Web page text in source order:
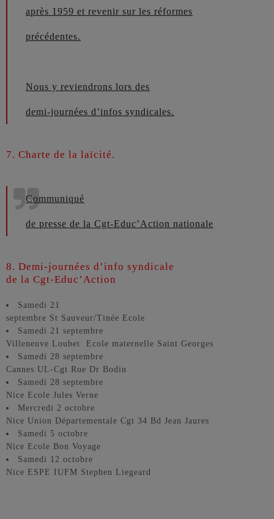
après 1959 et revenir sur les réformes
précédentes.
Nous y reviendrons lors des
demi-journées d’infos syndicales.
7. Charte de la laïcité.
Communiqué
de presse de la Cgt-Educ’Action nationale
8. Demi-journées d’info syndicale
de la Cgt-Educ’Action
Samedi 21
septembre St Sauveur/Tinée Ecole
Samedi 21 septembre
Villeneuve Loubet Ecole maternelle Saint Georges
Samedi 28 septembre
Cannes UL-Cgt Rue Dr Bodin
Samedi 28 septembre
Nice Ecole Jules Verne
Mercredi 2 octobre
Nice Union Départementale Cgt 34 Bd Jean Jaures
Samedi 5 octobre
Nice Ecole Bon Voyage
Samedi 12 octobre
Nice ESPE IUFM Stephen Liegeard